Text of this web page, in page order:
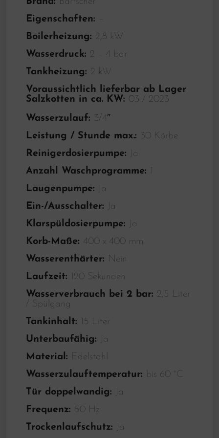
Eigenschaften: –
Boilerheizung: 2,8 kW
Wasserdruck: 2 – 4 bar
Tankheizung: 2 kW
Voraussichtlich lieferbar ab Lager
Salzkotten in ca. KW: 03 / 2023
Wasserzulauf: 3/4″
Leistung / Stunde max.: 30 Körbe
Reinigerdosierpumpe:
Ja
Anzahl Waschprogramme: 1
Laugenpumpe:
Ja
Ein-/Ausschalter:
Ja
Klarspüldosierpumpe:
Ja
Korb-Maße: 400 x 400 mm
Wasserenthärter: Nein
Laufzeit: 120 Sekunden
Wasserverbrauch bei 2 bar: 2,5 Liter
/ Spülgang
Tankinhalt: 15 Liter
Unterbaufähig:
Ja
Material: Edelstahl
Wasserzulauftemperatur: bis 60 °C
Tür doppelwandig:
Ja
Frequenz: 50 Hz
Trockenlaufschutz:
Ja